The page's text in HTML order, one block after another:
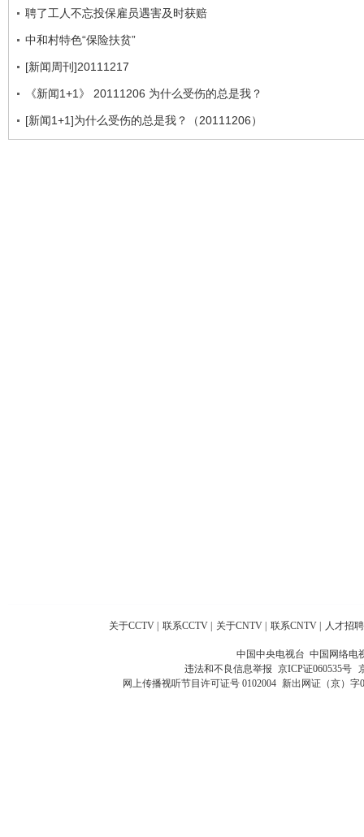
聘了工人不忘投保雇员遇害及时获赔
中和村特色“保险扶贫”
[新闻周刊]20111217
《新闻1+1》 20111206 为什么受伤的总是我？
[新闻1+1]为什么受伤的总是我？（20111206）
关于CCTV 联系CCTV 关于CNTV 联系CNTV 人才招聘
中国中央电视台 中国网络电
违法和不良信息举报 京ICP证060535号
网上传播视听节目许可证号 0102004 新出网证（京）